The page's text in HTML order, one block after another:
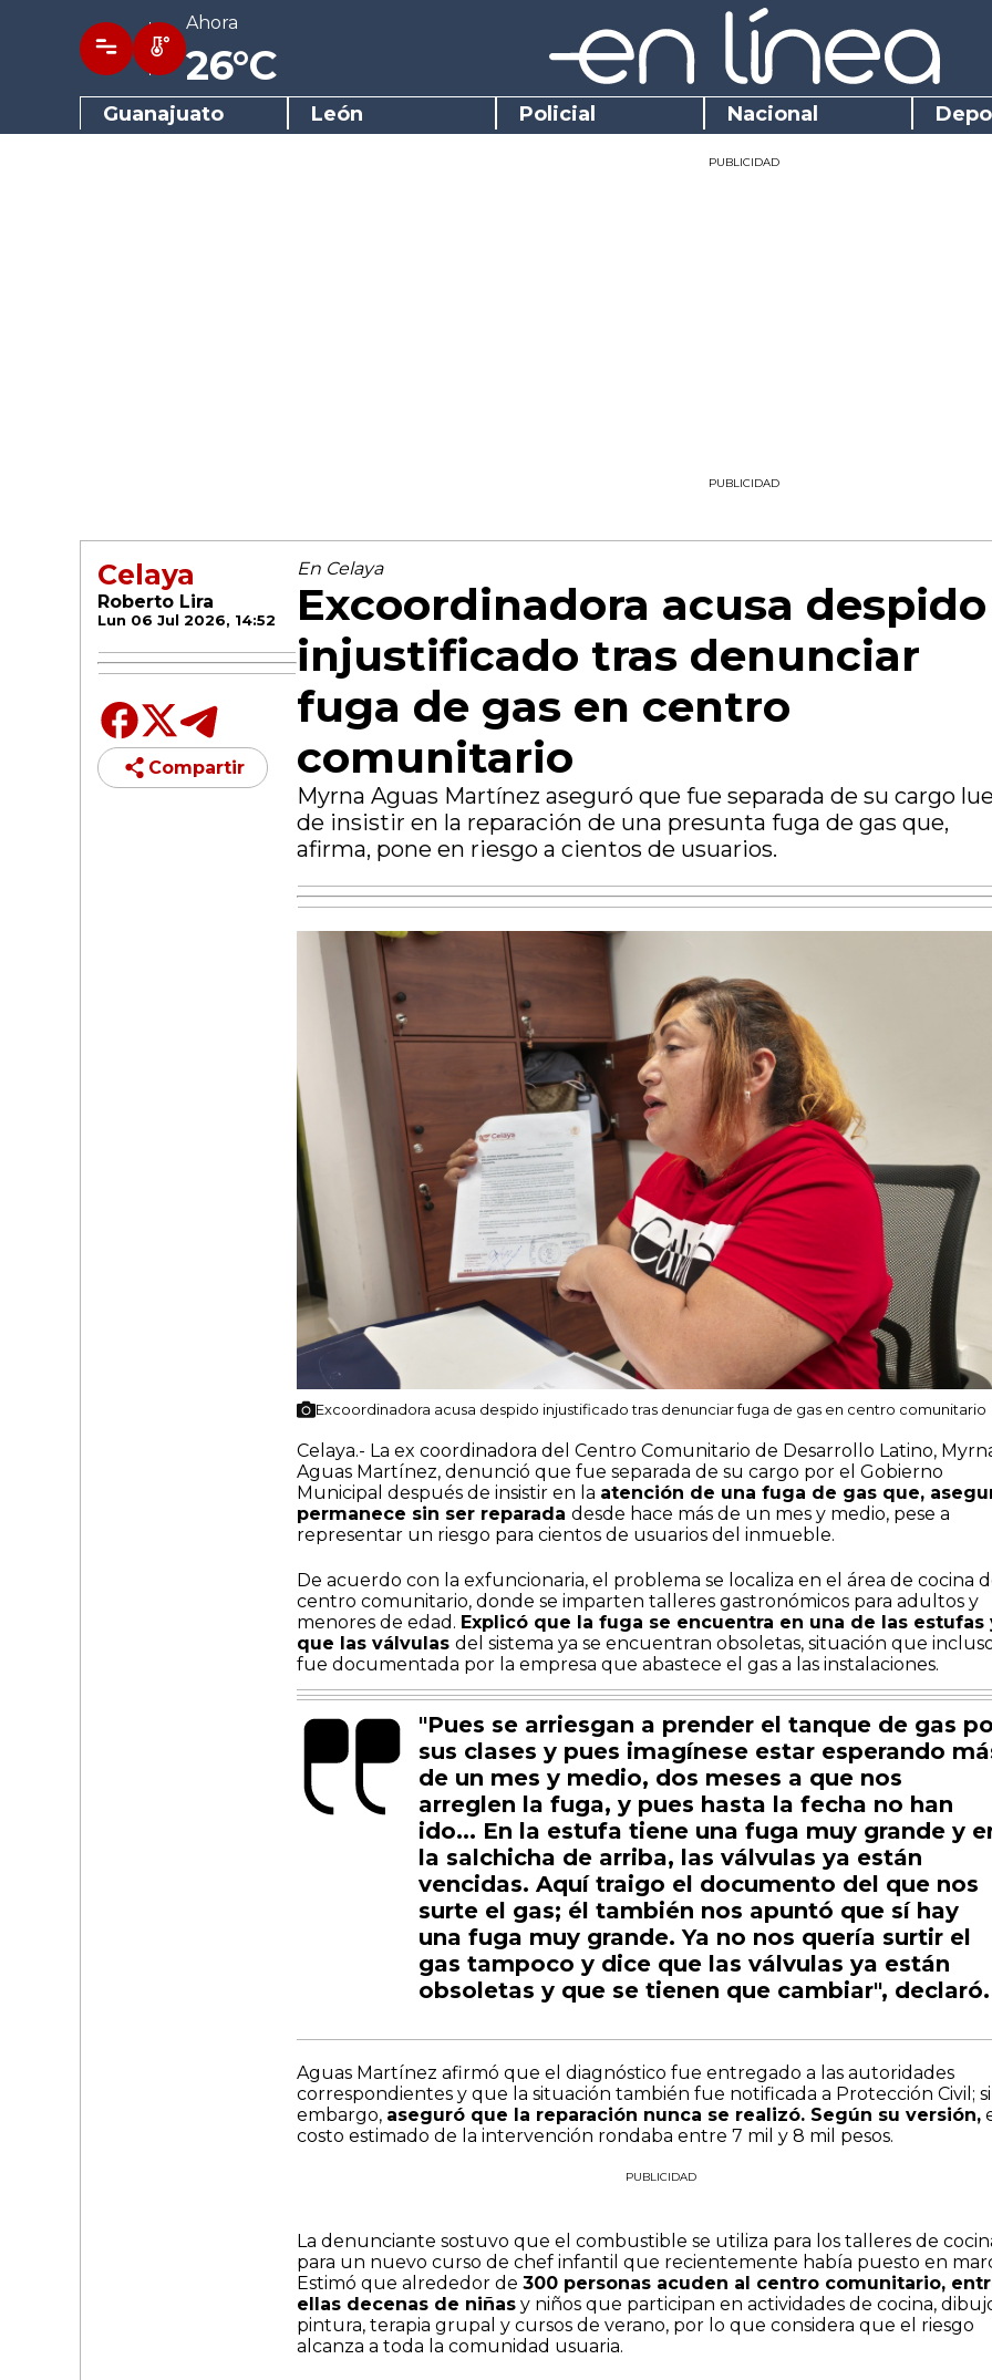
Ahora
26°C
Guanajuato León Policial Nacional
PUBLICIDAD
PUBLICIDAD
Celaya
Roberto Lira
Lun 06 Jul 2026, 14:52
Compartir
En Celaya
Excoordinadora acusa despido
injustificado tras denunciar
fuga de gas en centro
comunitario
Myrna Aguas Martínez aseguró que fue separada de su cargo
de insistir en la reparación de una presunta fuga de gas que,
afirma, pone en riesgo a cientos de usuarios.
Excoordinadora acusa despido injustificado tras denunciar fuga de gas en centro comunitario
Celaya.- La ex coordinadora del Centro Comunitario de Desarrollo Latino,
Aguas Martínez, denunció que fue separada de su cargo por el Gobierno
Municipal después de insistir en la atención de una fuga de gas que,
permanece sin ser reparada desde hace más de un mes y medio, pese a
representar un riesgo para cientos de usuarios del inmueble.
De acuerdo con la exfuncionaria, el problema se localiza en el área de cocina
centro comunitario, donde se imparten talleres gastronómicos para adultos y
menores de edad. Explicó que la fuga se encuentra en una de las estufas
que las válvulas del sistema ya se encuentran obsoletas, situación que
fue documentada por la empresa que abastece el gas a las instalaciones.
"Pues se arriesgan a prender el tanque de gas
sus clases y pues imagínese estar esperando
de un mes y medio, dos meses a que nos
arreglen la fuga, y pues hasta la fecha no han
ido... En la estufa tiene una fuga muy grande y
la salchicha de arriba, las válvulas ya están
vencidas. Aquí traigo el documento del que nos
surte el gas; él también nos apuntó que sí hay
una fuga muy grande. Ya no nos quería surtir el
gas tampoco y dice que las válvulas ya están
obsoletas y que se tienen que cambiar", declaró.
Aguas Martínez afirmó que el diagnóstico fue entregado a las autoridades
correspondientes y que la situación también fue notificada a Protección Civil;
embargo, aseguró que la reparación nunca se realizó. Según su versión,
costo estimado de la intervención rondaba entre 7 mil y 8 mil pesos.
PUBLICIDAD
La denunciante sostuvo que el combustible se utiliza para los talleres de
para un nuevo curso de chef infantil que recientemente había puesto en
Estimó que alrededor de 300 personas acuden al centro comunitario,
ellas decenas de niñas y niños que participan en actividades de cocina,
pintura, terapia grupal y cursos de verano, por lo que considera que el riesgo
alcanza a toda la comunidad usuaria.